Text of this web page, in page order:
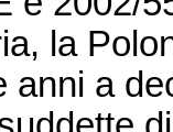
la
anni a